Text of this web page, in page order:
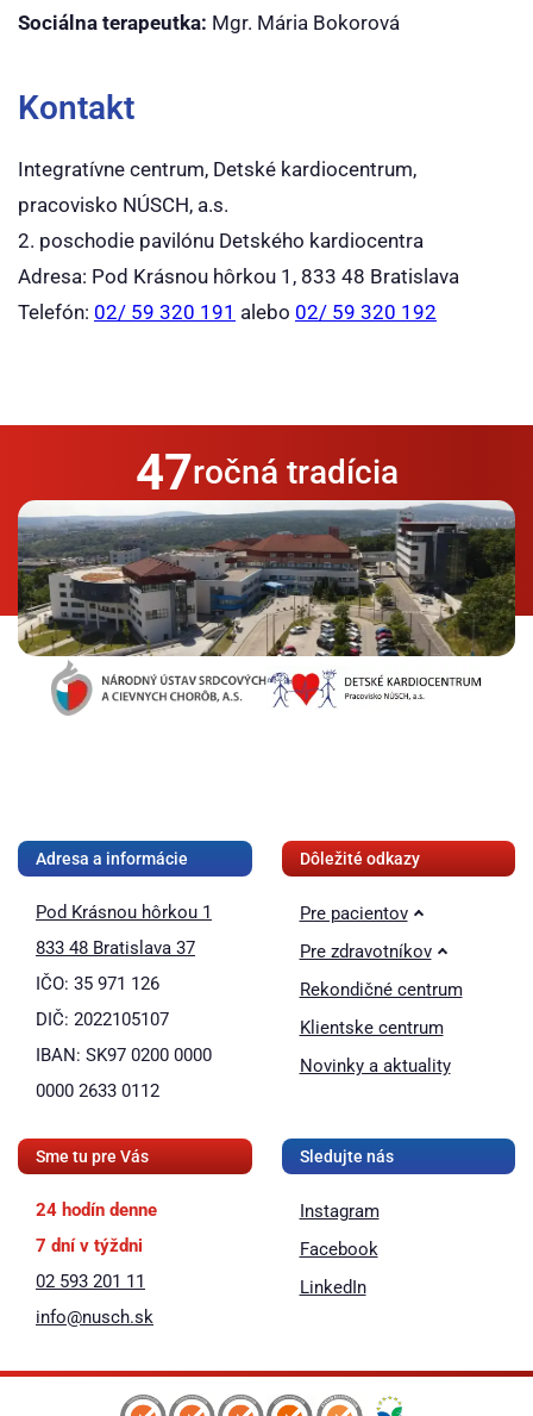
Sociálna terapeutka: Mgr. Mária Bokorová
Kontakt
Integratívne centrum, Detské kardiocentrum,
pracovisko NÚSCH, a.s.
2. poschodie pavilónu Detského kardiocentra
Adresa: Pod Krásnou hôrkou 1, 833 48 Bratislava
Telefón: 02/ 59 320 191 alebo 02/ 59 320 192
47ročná tradícia
Adresa a informácie
Pod Krásnou hôrkou 1
833 48 Bratislava 37
IČO: 35 971 126
DIČ: 2022105107
IBAN: SK97 0200 0000
0000 2633 0112
Dôležité odkazy
Pre pacientov
Pre zdravotníkov
Rekondičné centrum
Klientske centrum
Novinky a aktuality
❚❚
Sme tu pre Vás
24 hodín denne
7 dní v týždni
02 593 201 11
info@nusch.sk
Sledujte nás
Instagram
Facebook
LinkedIn